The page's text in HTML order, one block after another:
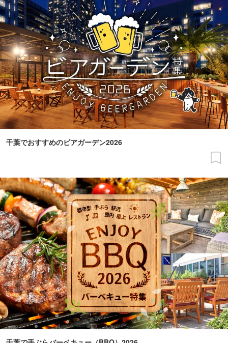
千葉でおすすめのビアガーデン2026